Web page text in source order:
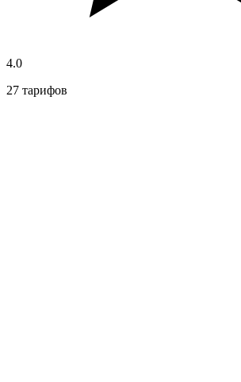
4.0
27 тарифов